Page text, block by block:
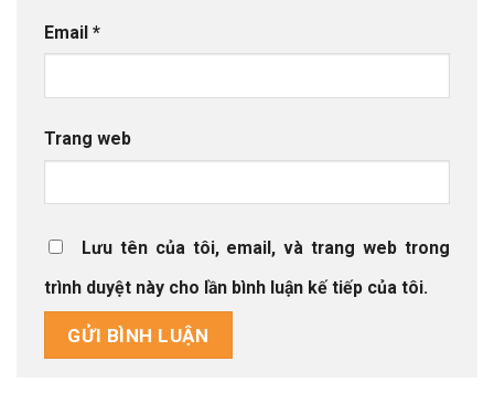
Email *
Trang web
Lưu tên của tôi, email, và trang web trong
trình duyệt này cho lần bình luận kế tiếp của tôi.